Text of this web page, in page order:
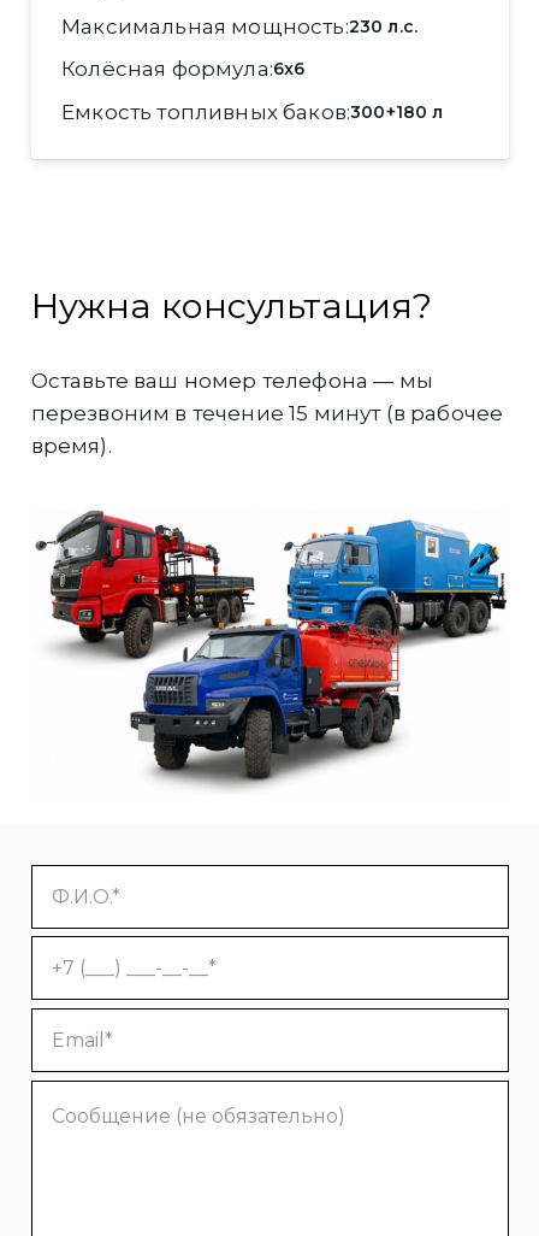
Максимальная мощность 230 л.с.
Колёсная формула 6x6
Емкость топливных баков 300+180 л
Нужна консультация?
Оставьте ваш номер телефона — мы
перезвоним в течение 15 минут (в рабочее
время).